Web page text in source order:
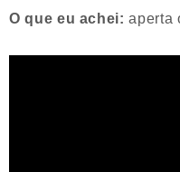
O que eu achei:aperta